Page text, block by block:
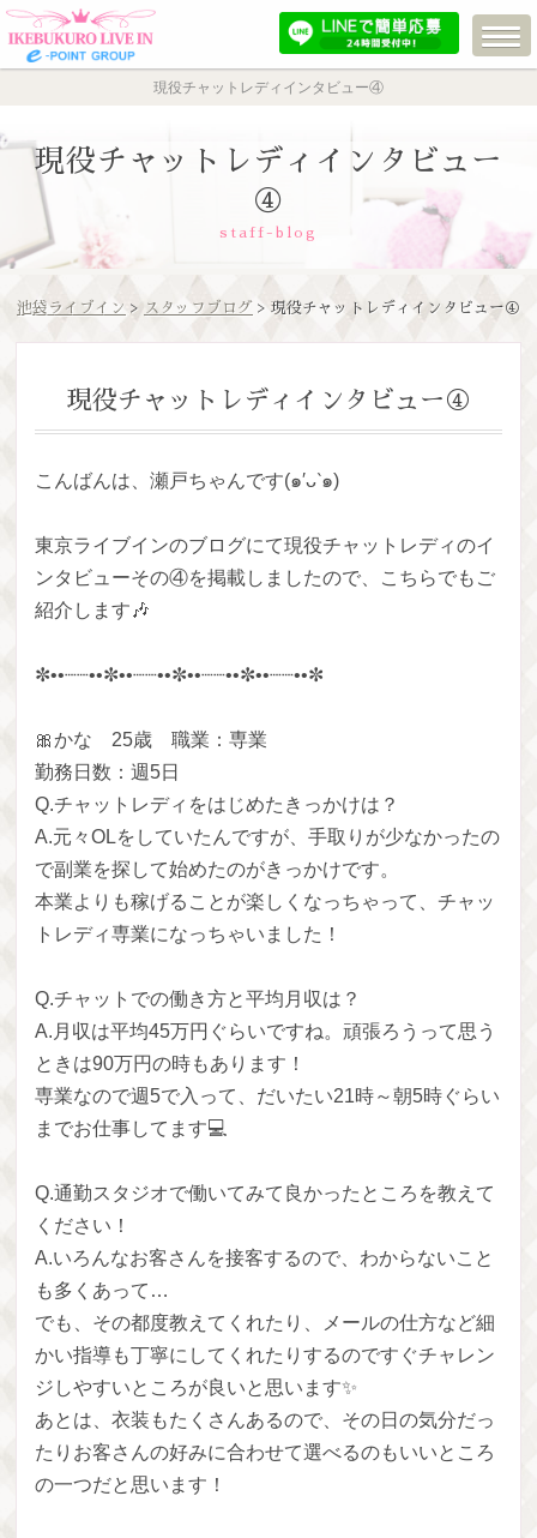
現役チャットレディインタビュー④
現役チャットレディインタビュー
④
staff-blog
池袋ライブイン > スタッフブログ > 現役チャットレディインタビュー④
現役チャットレディインタビュー④
こんばんは、瀬戸ちゃんです(๑′ᴗ‵๑)
東京ライブインのブログにて現役チャットレディのイ
ンタビューその④を掲載しましたので、こちらでもご
紹介します🎶
✼••┈┈••✼••┈┈••✼••┈┈••✼••┈┈••✼
🎀かな 25歳 職業：専業
勤務日数：週5日
Q.チャットレディをはじめたきっかけは？
A.元々OLをしていたんですが、手取りが少なかったの
で副業を探して始めたのがきっかけです。
本業よりも稼げることが楽しくなっちゃって、チャッ
トレディ専業になっちゃいました！
Q.チャットでの働き方と平均月収は？
A.月収は平均45万円ぐらいですね。頑張ろうって思う
ときは90万円の時もあります！
専業なので週5で入って、だいたい21時～朝5時ぐらい
までお仕事してます💻
Q.通勤スタジオで働いてみて良かったところを教えて
ください！
A.いろんなお客さんを接客するので、わからないこと
も多くあって…
でも、その都度教えてくれたり、メールの仕方など細
かい指導も丁寧にしてくれたりするのですぐチャレン
ジしやすいところが良いと思います✨
あとは、衣装もたくさんあるので、その日の気分だっ
たりお客さんの好みに合わせて選べるのもいいところ
の一つだと思います！